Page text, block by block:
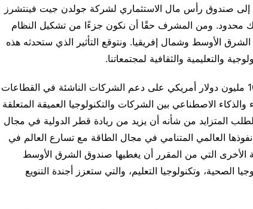
إلى صندوق رأس مال الاستثماري لشركة جولدن جيت فينتشرز
محدود. ومن المشرف حقًا أن نكون جزءًا من تشكيل النظام
الأوسط وشمال إفريقيا. ونتوقع التأثير الذي ستحدثه هذه
والتعليمية والثقافية لمجتمعاتنا.
من المزمع أن يركز الصندوق الذي تبلغ قيمته 100 مليون دولار أمريكي على دعم الشركات الناشئة في القطاعات
والذكاء الاصطناعي بين الشركات والتكنولوجيا العميقة المتعلقة
المتزايد من شأنه أن يزيد من ريادة قطر الدولية في مجال
نفوذها العالمي المتنامي في مجال الطاقة مع تسارع العالم في
الأخرى التي من المقرر أن يغطيها صندوق الشرق الأوسط
الصحية، وتكنولوجيا التعليم، والتي ستعزز أجندة التنويع